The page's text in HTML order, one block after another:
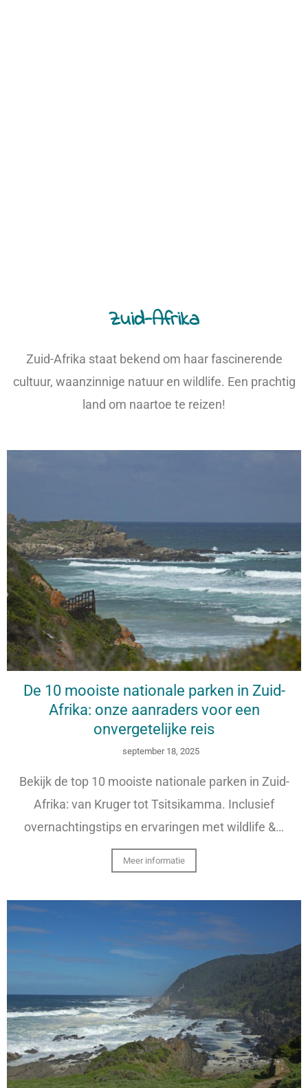
Zuid-Afrika
Zuid-Afrika staat bekend om haar fascinerende
cultuur, waanzinnige natuur en wildlife. Een prachtig
land om naartoe te reizen!
De 10 mooiste nationale parken in Zuid-
Afrika: onze aanraders voor een
onvergetelijke reis
september 18, 2025
Bekijk de top 10 mooiste nationale parken in Zuid-
Afrika: van Kruger tot Tsitsikamma. Inclusief
overnachtingstips en ervaringen met wildlife &…
Meer informatie